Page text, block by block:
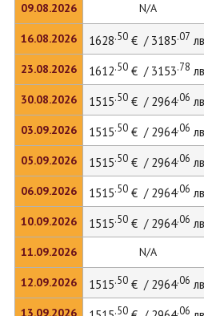
09.08.2026
16.08.2026
23.08.2026
30.08.2026
03.09.2026
05.09.2026
06.09.2026
10.09.2026
11.09.2026
12.09.2026
13.09.2026
N/A
1628.50€ / 3185.07
1612.50€ / 3153.78
1515.50€ / 2964.06
1515.50€ / 2964.06
1515.50€ / 2964.06
1515.50€ / 2964.06
1515.50€ / 2964.06
N/A
1515.50€ / 2964.06
.50 .06